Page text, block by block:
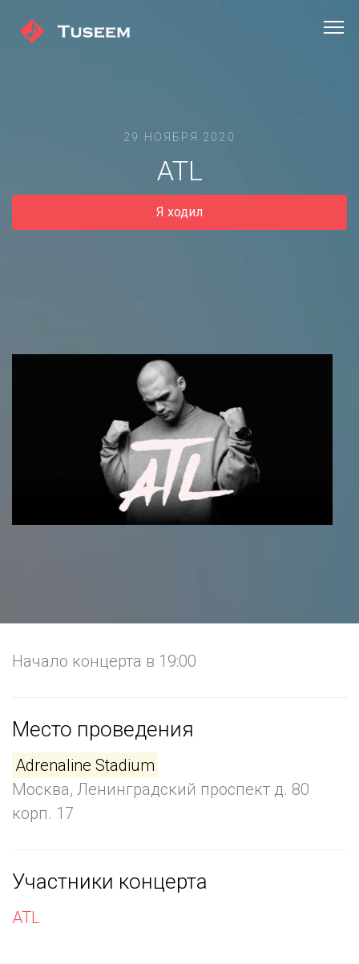
29 НОЯБРЯ 2020
ATL
Я ходил
Начало концерта в 19:00
Место проведения
Adrenaline Stadium
Москва, Ленинградский проспект д. 80
корп. 17
Участники концерта
ATL